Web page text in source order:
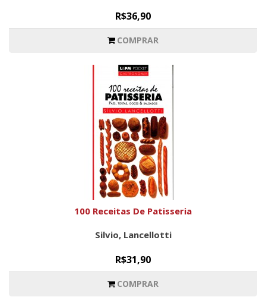
R$36,90
COMPRAR
100 Receitas De Patisseria
Silvio, Lancellotti
R$31,90
COMPRAR